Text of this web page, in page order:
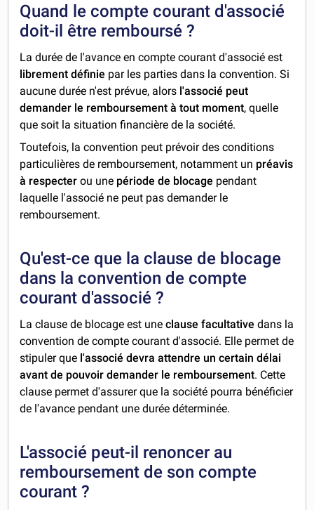
Quand le compte courant d'associé
doit-il être remboursé ?
La durée de l'avance en compte courant d'associé est
librement définie par les parties dans la convention. Si
aucune durée n'est prévue, alors l'associé peut
demander le remboursement à tout moment, quelle
que soit la situation financière de la société.
Toutefois, la convention peut prévoir des conditions
particulières de remboursement, notamment un préavis
à respecter ou une période de blocage pendant
laquelle l'associé ne peut pas demander le
remboursement.
Qu'est-ce que la clause de blocage
dans la convention de compte
courant d'associé ?
La clause de blocage est uneclause facultative dans la
convention de compte courant d'associé. Elle permet de
stipuler que l'associé devra attendre un certain délai
avant de pouvoir demander le remboursement. Cette
clause permet d'assurer que la société pourra bénéficier
de l'avance pendant une durée déterminée.
L'associé peut-il renoncer au
remboursement de son compte
courant ?